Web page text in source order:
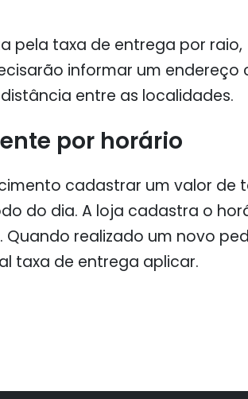
pela taxa de entrega por raio,
informar um endereço
entre as localidades.
por horário
cadastrar um valor de
do dia. A loja cadastra o
realizado um novo
taxa de entrega aplicar.